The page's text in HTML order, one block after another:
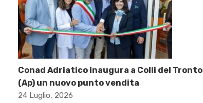
Conad Adriatico inaugura a Colli del Tronto
(Ap) un nuovo punto vendita
24 Luglio, 2026